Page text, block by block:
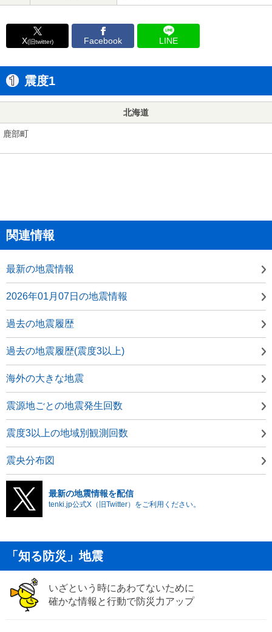
X(旧twitter) Facebook LINE
震度1
北海道
鹿部町
関連情報
最新の地震情報
2026年01月07日の地震情報
過去の地震履歴
過去の地震履歴(震度3以上)
海外の大きな地震
震源地ごとの地震発生回数
震度3以上の地域別観測回数
震央分布図
最新の地震情報を配信
tenki.jp公式X（旧Twitter）をご利用ください。
「知る防災」地震
いざという時にあわてないために
確かな情報と行動で防災力アップ